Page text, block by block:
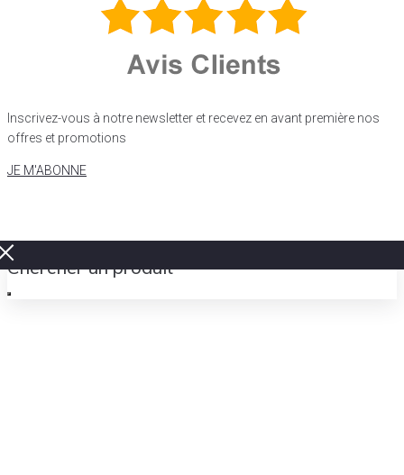
Inscrivez-vous à notre newsletter et recevez en avant première nos
offres et promotions
JE M'ABONNE